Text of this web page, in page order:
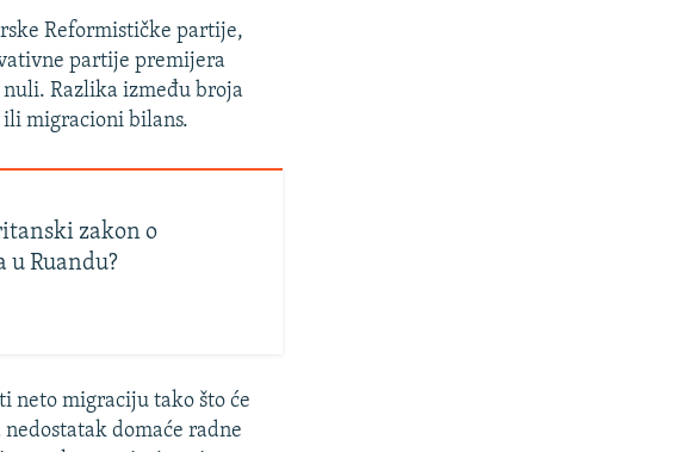
Reformističke partije,
partije premijera
Razlika između broja
migracioni bilans.
zakon o
Ruandu?
neto migraciju tako što će
domaće radne